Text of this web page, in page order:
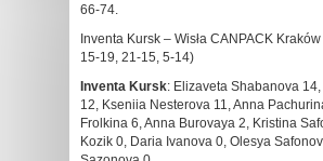
66-74.
Inventa Kursk – Wisła CANPACK
15-19, 21-15, 5-14)
Inventa Kursk: Elizaveta Shabanova
12, Kseniia Nesterova 11, Anna
Frolkina 6, Anna Burovaya 2, Kristina
Kozik 0, Daria Ivanova 0, Olesya